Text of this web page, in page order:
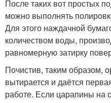
После таких вот простых
можно выполнять
Для этого наждачной
количеством воды,
равномерную затирку
Почистив, таким образом,
вытирается и даётся
работе. Если царапины на